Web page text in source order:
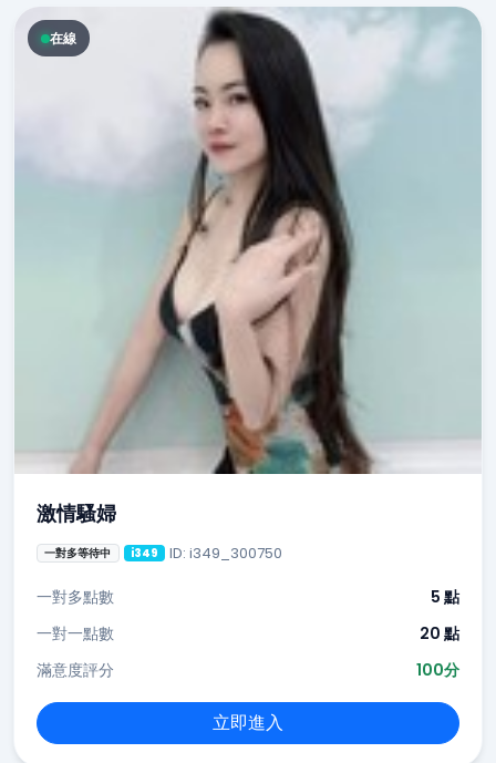
在線
激情騷婦
一對多等待中 i349 ID: i349_300750
一對多點數
5 點
一對一點數
20 點
滿意度評分
100分
立即進入